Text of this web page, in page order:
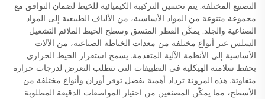
التصنيع المختلفة. يتم تحسين التركيبة الكيميائية للخيط لضمان التوافق مع
مجموعة متنوعة من المواد الأساسية، من الألياف الطبيعية إلى المواد
الصناعية والجلد. يمكّن القطر المتسق وسطح الخيط الملائم التشغيل
السلس عبر أنواع مختلفة من معدات الخياطة الصناعية، من الآلات
الأساسية إلى الأنظمة الآلية المتقدمة. يسمح استقرار الخيط الحراري
بحفظ سلامته الهيكلية في التطبيقات التي تتطلب التعرض لدرجات حرارة
متفاوتة. هذه المرونة تزداد أهمية بفضل توفر أوزان وأنواع مختلفة من
الأسطح، مما يمكّن المصنعين من اختيار المواصفات الدقيقة المطلوبة